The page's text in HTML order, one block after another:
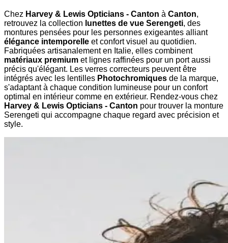
Chez Harvey & Lewis Opticians - Canton à Canton,
retrouvez la collection lunettes de vue Serengeti, des
montures pensées pour les personnes exigeantes alliant
élégance intemporelle et confort visuel au quotidien.
Fabriquées artisanalement en Italie, elles combinent
matériaux premium et lignes raffinées pour un port aussi
précis qu'élégant. Les verres correcteurs peuvent être
intégrés avec les lentilles Photochromiques de la marque,
s'adaptant à chaque condition lumineuse pour un confort
optimal en intérieur comme en extérieur. Rendez-vous chez
Harvey & Lewis Opticians - Canton pour trouver la monture
Serengeti qui accompagne chaque regard avec précision et
style.